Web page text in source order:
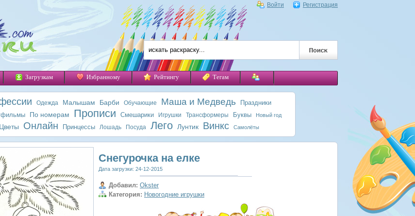
Войти Регистрация
Загрузкам Избранному Рейтингу Тегам
Одежда Малышам Барби Обучающие Маша и Медведь Праздники
По номерам Прописи Смешарики Игрушки Трансформеры Буквы Новый год
Цветы Онлайн Принцессы Лошадь Посуда Лего Лунтик Винкс Самолёты
Снегурочка на елке
Дата загрузки: 24-12-2015
Добавил: Okster
Категория: Новогодние игрушки